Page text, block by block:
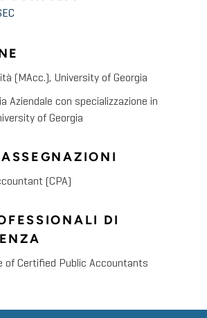
(MAcc.), University of Georgia
Aziendale con specializzazione in
of Georgia
(CPA)
DI
of Certified Public Accountants